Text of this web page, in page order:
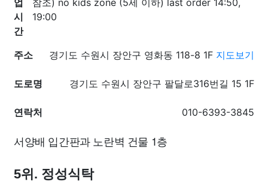
업
시
간
참조) no kids zone (5세 이하) last order 14:50,
19:00
주소 경기도 수원시 장안구 영화동 118-8 1F 지도보기
도로명 경기도 수원시 장안구 팔달로316번길 15 1F
연락처 010-6393-3845
서양배 입간판과 노란벽 건물 1층
5위. 정성식탁